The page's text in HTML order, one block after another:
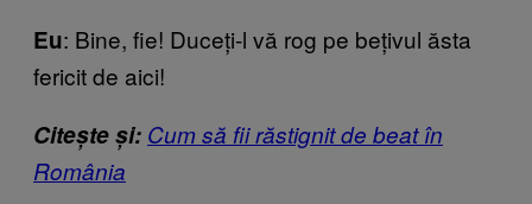
Eu: Bine, fie! Duceți-l vă rog pe bețivul ăsta
fericit de aici!
Citește și: Cum să fii răstignit de beat în
România